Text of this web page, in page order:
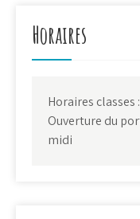
Horaires
Horaires classes
Ouverture du
midi